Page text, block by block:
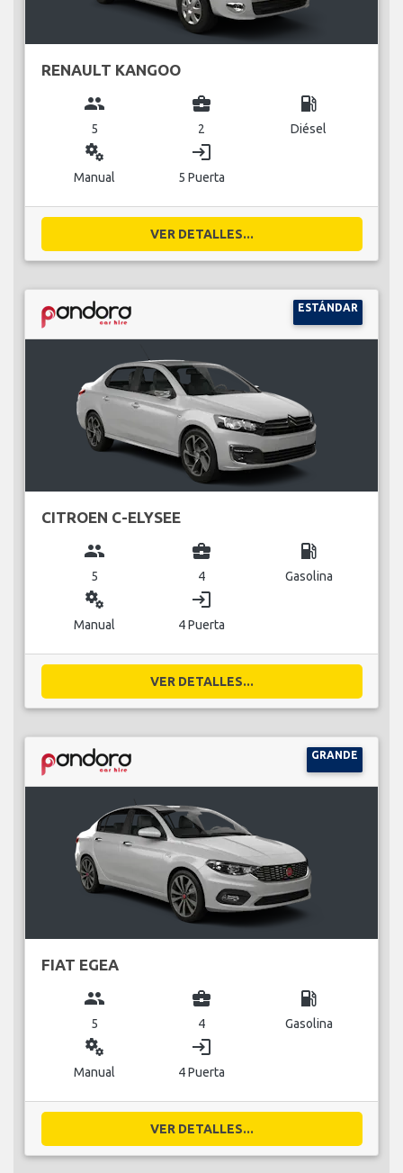
RENAULT KANGOO
group
5
business_center
2
local_gas_station
Diésel
miscellaneous_services
Manual
login
5 Puerta
VER DETALLES...
ESTÁNDAR
CITROEN C-ELYSEE
group
5
business_center
4
local_gas_station
Gasolina
miscellaneous_services
Manual
login
4 Puerta
VER DETALLES...
GRANDE
FIAT EGEA
group
5
business_center
4
local_gas_station
Gasolina
miscellaneous_services
Manual
login
4 Puerta
VER DETALLES...